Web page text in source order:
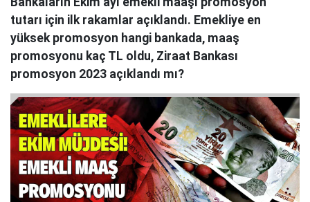
tutarı için ilk rakamlar açıklandı. Emekliye en
yüksek promosyon hangi bankada, maaş
promosyonu kaç TL oldu, Ziraat Bankası
promosyon 2023 açıklandı mı?